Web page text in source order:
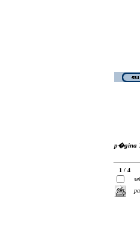
p�gina
1 / 4